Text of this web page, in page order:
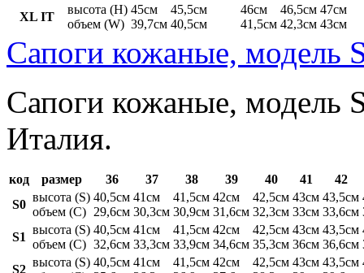
XL IT
высота (H)
объем (W)
45см
39,7см
45,5см
40,5см
46см
41,5см
46,5см
42,3см
47см
43см
Сапоги кожаные, модель
Сапоги кожаные, модель
Италия.
код размер 36 37 38 39 40 41
42
S0
высота (S)
объем (C)
40,5см
29,6см
41см
30,3см
41,5см
30,9см
42см
31,6см
42,5см
32,3см
43см
33см
43,5см
33,6см
S1
высота (S)
объем (C)
40,5см
32,6см
41см
33,3см
41,5см
33,9см
42см
34,6см
42,5см
35,3см
43см
36см
43,5см
36,6см
S2
высота (S) 40,5см 41см
41,5см 42см
42,5см 43см 43,5см